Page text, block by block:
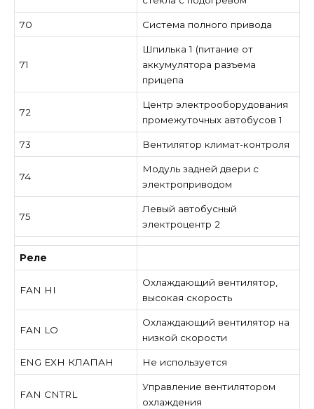
70 Система полного привода
71
Шпилька 1 (питание от
аккумулятора разъема
прицепа
72
Центр электрооборудования
промежуточных автобусов 1
73 Вентилятор климат-контроля
74
Модуль задней двери с
электроприводом
75
Левый автобусный
электроцентр 2
Реле
FAN HI
Охлаждающий вентилятор,
высокая скорость
FAN LO
Охлаждающий вентилятор на
низкой скорости
ENG EXH КЛАПАН Не используется
FAN CNTRL
Управление вентилятором
охлаждения